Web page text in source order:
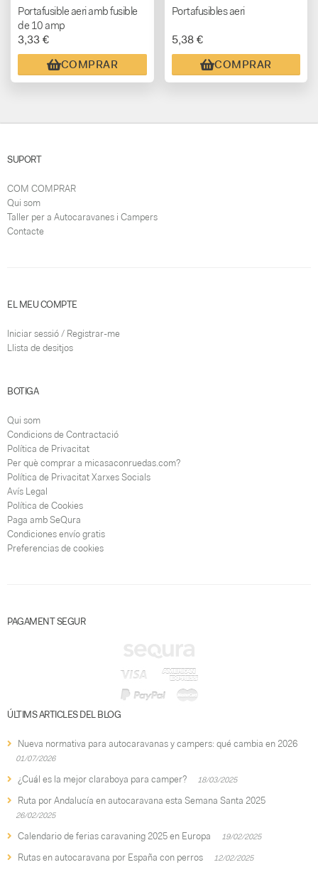
Portafusible aeri amb fusible
de 10 amp
3,33 €
COMPRAR
Portafusibles aeri
5,38 €
COMPRAR
SUPORT
COM COMPRAR
Qui som
Taller per a Autocaravanes i Campers
Contacte
EL MEU COMPTE
Iniciar sessió / Registrar-me
Llista de desitjos
BOTIGA
Qui som
Condicions de Contractació
Política de Privacitat
Per què comprar a micasaconruedas.com?
Política de Privacitat Xarxes Socials
Avís Legal
Política de Cookies
Paga amb SeQura
Condiciones envío gratis
Preferencias de cookies
PAGAMENT SEGUR
ÚLTIMS ARTICLES DEL BLOG
Nueva normativa para autocaravanas y campers: qué cambia en 2026
01/07/2026
¿Cuál es la mejor claraboya para camper? 18/03/2025
Ruta por Andalucía en autocaravana esta Semana Santa 2025
26/02/2025
Calendario de ferias caravaning 2025 en Europa 19/02/2025
Rutas en autocaravana por España con perros 12/02/2025